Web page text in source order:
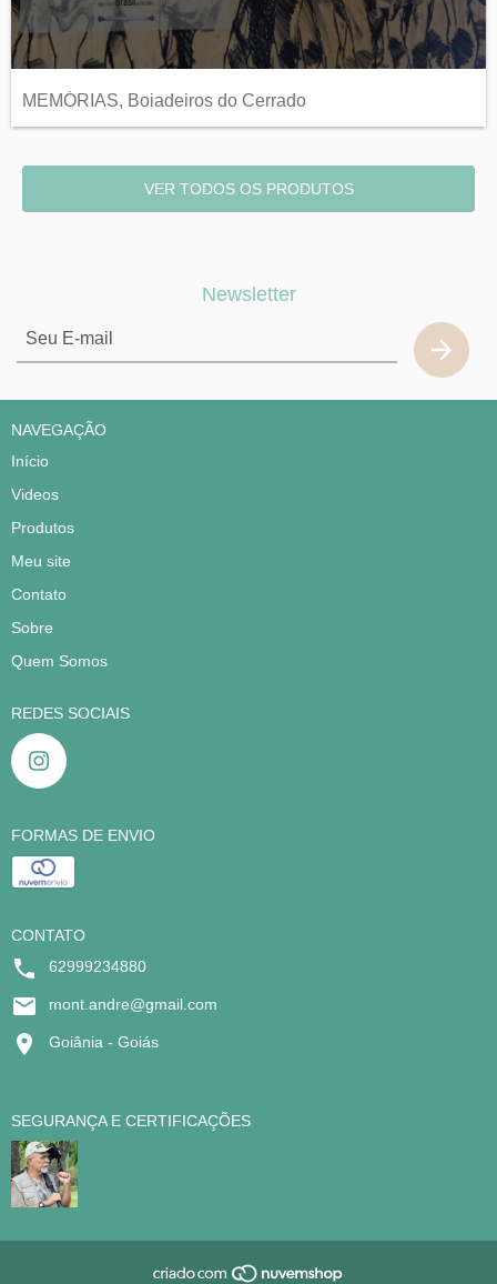
MEMÓRIAS, Boiadeiros do Cerrado
VER TODOS OS PRODUTOS
Newsletter
NAVEGAÇÃO
Início
Videos
Produtos
Meu site
Contato
Sobre
Quem Somos
REDES SOCIAIS
FORMAS DE ENVIO
CONTATO
62999234880
mont.andre@gmail.com
Goiânia - Goiás
SEGURANÇA E CERTIFICAÇÕES